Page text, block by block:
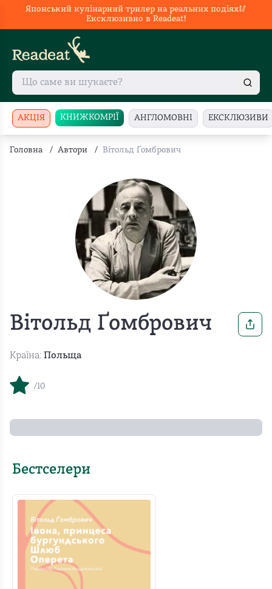
Японський кулінарний трилер на реальних подіях🥢
Ексклюзивно в Readeat!
АКЦІЯ КНИЖКОМРІЇ АНГЛОМОВНІ ЕКСКЛЮЗИВИ
Головна / Автори / Вітольд Ґомбрович
Вітольд Ґомбрович
Країна: Польща
/10
Бестселери